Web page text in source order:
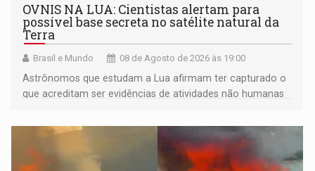
OVNIS NA LUA: Cientistas alertam para
possível base secreta no satélite natural da
Terra
Brasil e Mundo 08 de Agosto de 2026 às 19:00
Astrônomos que estudam a Lua afirmam ter capturado o
que acreditam ser evidências de atividades não humanas
órbita